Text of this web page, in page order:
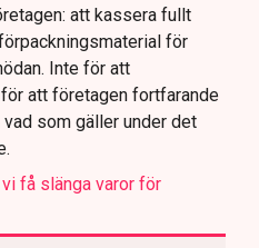
att kassera fullt
för
Inte för att
att företagen fortfarande
som gäller under det
få slänga varor för